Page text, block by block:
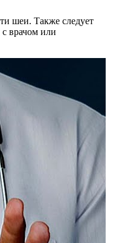
шеи. Также следует
врачом или